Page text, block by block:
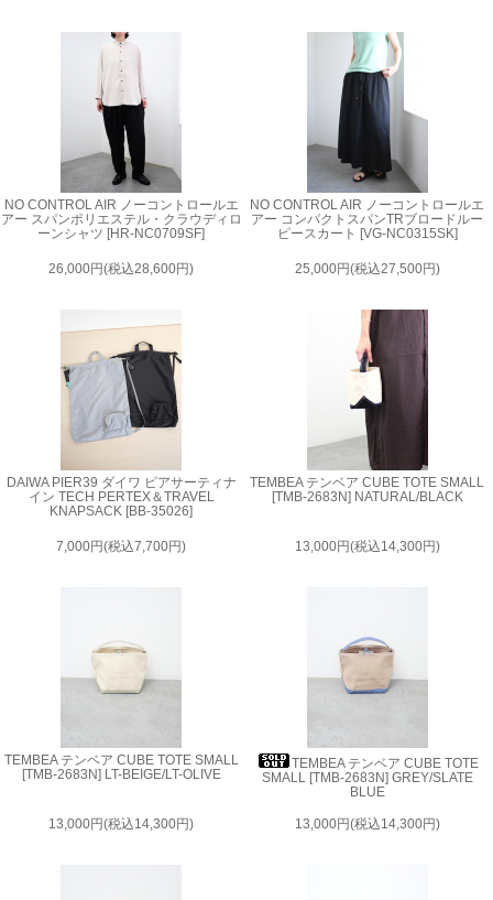
NO CONTROL AIR ノーコントロールエ
アー スパンポリエステル・クラウディロ
ーンシャツ [HR-NC0709SF]
26,000円(税込28,600円)
NO CONTROL AIR ノーコントロールエ
アー コンパクトスパンTRブロードルー
ピースカート [VG-NC0315SK]
25,000円(税込27,500円)
DAIWA PIER39 ダイワ ピアサーティナ
イン TECH PERTEX＆TRAVEL
KNAPSACK [BB-35026]
7,000円(税込7,700円)
TEMBEA テンベア CUBE TOTE SMALL
[TMB-2683N] NATURAL/BLACK
13,000円(税込14,300円)
TEMBEA テンベア CUBE TOTE SMALL
[TMB-2683N] LT-BEIGE/LT-OLIVE
13,000円(税込14,300円)
TEMBEA テンベア CUBE TOTE
SMALL [TMB-2683N] GREY/SLATE
BLUE
13,000円(税込14,300円)